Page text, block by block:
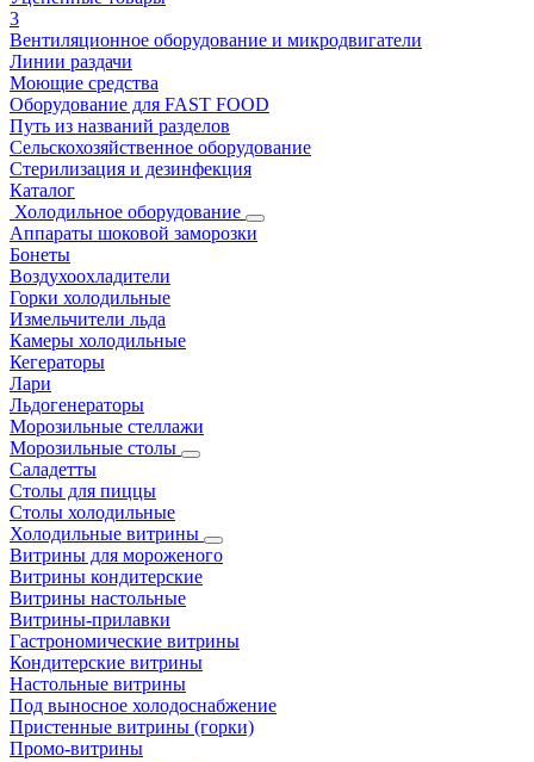
3
Вентиляционное оборудование и микродвигатели
Линии раздачи
Моющие средства
Оборудование для FAST FOOD
Путь из названий разделов
Сельскохозяйственное оборудование
Стерилизация и дезинфекция
Каталог
Холодильное оборудование
Аппараты шоковой заморозки
Бонеты
Воздухоохладители
Горки холодильные
Измельчители льда
Камеры холодильные
Кегераторы
Лари
Льдогенераторы
Морозильные стеллажи
Морозильные столы
Саладетты
Столы для пиццы
Столы холодильные
Холодильные витрины
Витрины для мороженого
Витрины кондитерские
Витрины настольные
Витрины-прилавки
Гастрономические витрины
Кондитерские витрины
Настольные витрины
Под выносное холодоснабжение
Пристенные витрины (горки)
Промо-витрины